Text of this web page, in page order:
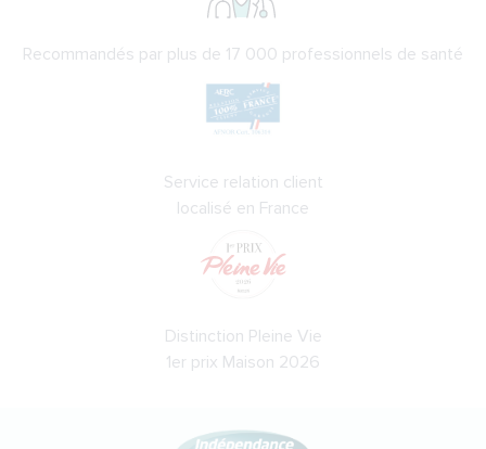
Recommandés par plus de 17 000 professionnels de santé
Service relation client
localisé en France
Distinction Pleine Vie
1er prix Maison 2026